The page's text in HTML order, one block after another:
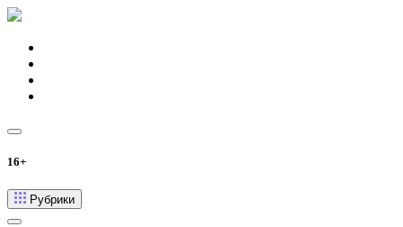
16+
Рубрики